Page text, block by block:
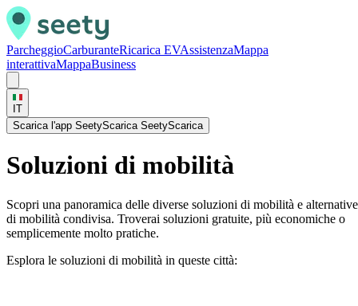
ParcheggioCarburanteRicarica EVAssistenzaMappa
interattivaMappaBusiness
IT
Scarica l'app SeetyScarica SeetyScarica
Soluzioni di mobilità
Scopri una panoramica delle diverse soluzioni di mobilità e alternative
di mobilità condivisa. Troverai soluzioni gratuite, più economiche o
semplicemente molto pratiche.
Esplora le soluzioni di mobilità in queste città: